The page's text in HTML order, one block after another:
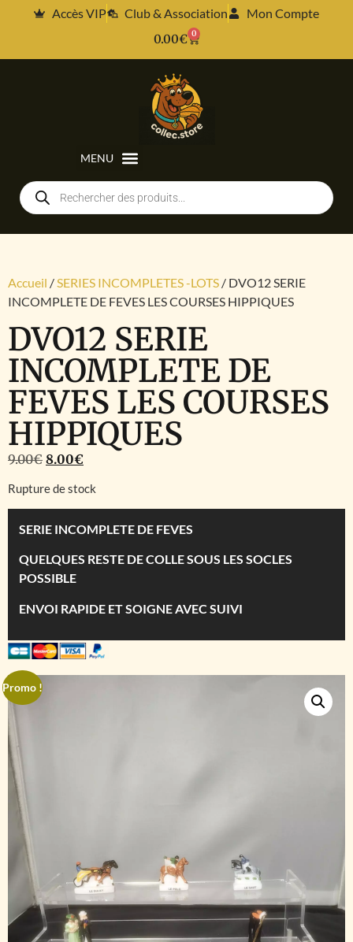
Accès VIP Club & Association
Mon Compte
0.00€ 0
Accueil /SERIES INCOMPLETES -LOTS / DVO12 SERIE
INCOMPLETE DE FEVES LES COURSES HIPPIQUES
DVO12 SERIE
INCOMPLETE DE
FEVES LES COURSES
HIPPIQUES
9.00€ 8.00€
Rupture de stock
SERIE INCOMPLETE DE FEVES
QUELQUES RESTE DE COLLE SOUS LES SOCLES
POSSIBLE
ENVOI RAPIDE ET SOIGNE AVEC SUIVI
Promo !